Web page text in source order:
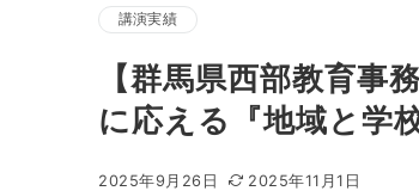
講演実績
【群馬県西部教育
に応える『地域と学
2025年9月26日 2025年11月1日